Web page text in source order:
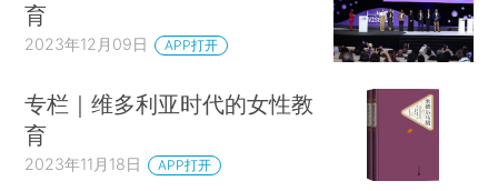
育
2023年12月09日 APP打开
专栏｜维多利亚时代的女性教
育
2023年11月18日 APP打开